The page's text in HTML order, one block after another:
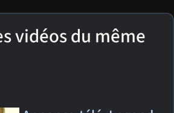
vidéos du même